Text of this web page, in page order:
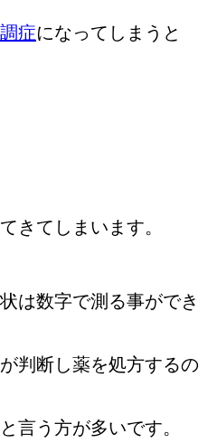
症になってしまうと
きてしまいます。
は数字で測る事ができ
判断し薬を処方するの
言う 方が多いです。